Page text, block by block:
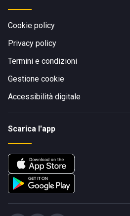
Cookie policy
Privacy policy
Termini e condizioni
Gestione cookie
Accessibilità digitale
Scarica l'app